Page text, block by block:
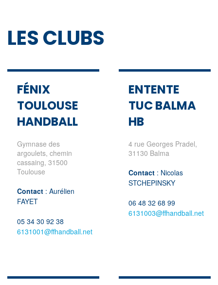
LES CLUBS
FÉNIX
TOULOUSE
HANDBALL
Gymnase des
argoulets, chemin
cassaing, 31500
Toulouse
Contact : Aurélien
FAYET
05 34 30 92 38
6131001@ffhandball.net
ENTENTE
TUC BALMA
HB
4 rue Georges Pradel,
31130 Balma
Contact : Nicolas
STCHEPINSKY
06 48 32 68 99
6131003@ffhandball.net